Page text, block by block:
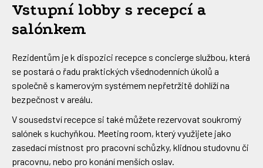
Vstupní lobby s recepcí a
salónkem
Rezidentům je k dispozici recepce s concierge službou, která
se postará o řadu praktických všednodenních úkolů a
společně s kamerovým systémem nepřetržitě dohlíží na
bezpečnost v areálu.
V sousedství recepce si také můžete rezervovat soukromý
salónek s kuchyňkou. Meeting room, který využijete jako
zasedací místnost pro pracovní schůzky, klidnou studovnu či
pracovnu, nebo pro konání menších oslav.